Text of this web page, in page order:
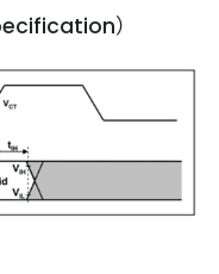
）